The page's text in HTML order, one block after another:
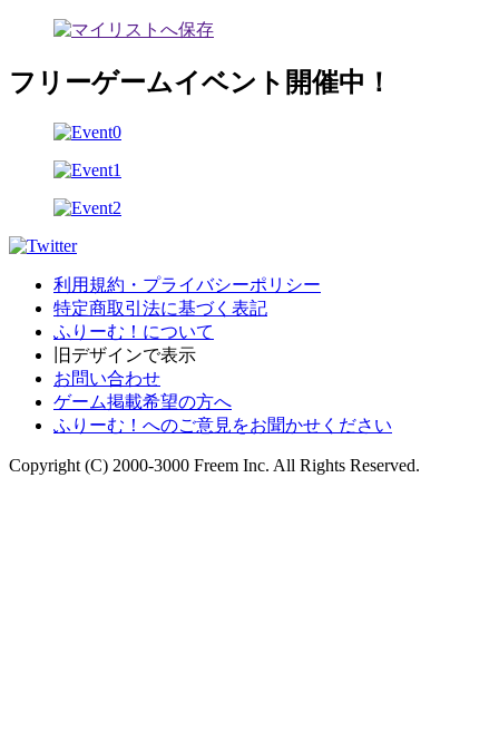
フリーゲームイベント開催中！
利用規約・プライバシーポリシー
特定商取引法に基づく表記
ふりーむ！について
旧デザインで表示
お問い合わせ
ゲーム掲載希望の方へ
ふりーむ！へのご意見をお聞かせください
Copyright (C) 2000-3000 Freem Inc. All Rights Reserved.